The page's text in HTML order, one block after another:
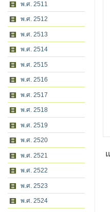
พ.ศ. 2511
พ.ศ. 2512
พ.ศ. 2513
พ.ศ. 2514
พ.ศ. 2515
พ.ศ. 2516
พ.ศ. 2517
พ.ศ. 2518
พ.ศ. 2519
พ.ศ. 2520
พ.ศ. 2521
พ.ศ. 2522
พ.ศ. 2523
พ.ศ. 2524